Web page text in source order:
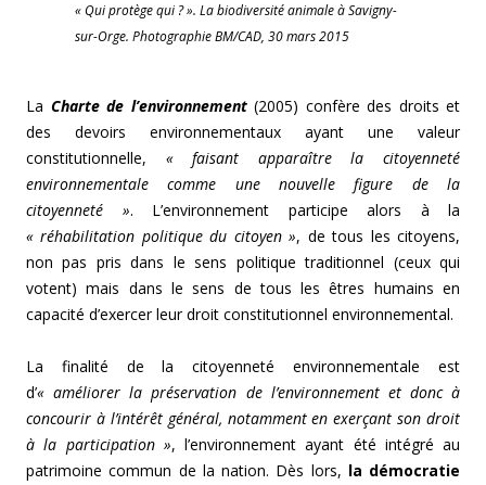
« Qui protège qui ? ». La biodiversité animale à Savigny-
sur-Orge. Photographie BM/CAD, 30 mars 2015
La Charte de l’environnement(2005) confère des droits et
des devoirs environnementaux ayant une valeur
constitutionnelle, « faisant apparaître la citoyenneté
environnementale comme une nouvelle figure de la
citoyenneté ». L’environnement participe alors à la
« réhabilitation politique du citoyen », de tous les citoyens,
non pas pris dans le sens politique traditionnel (ceux qui
votent) mais dans le sens de tous les êtres humains en
capacité d’exercer leur droit constitutionnel environnemental.
La finalité de la citoyenneté environnementale est
d’« améliorer la préservation de l’environnement et donc à
concourir à l’intérêt général, notamment en exerçant son droit
à la participation », l’environnement ayant été intégré au
patrimoine commun de la nation. Dès lors, la démocratie